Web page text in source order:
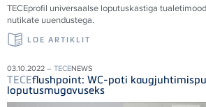
TECEprofil universaalse loputuskastiga
nutikate uuendustega.
LOE ARTIKLIT
03.10.2022 – TECENEWS
TECEflushpoint: WC-poti
loputusmugavuseks